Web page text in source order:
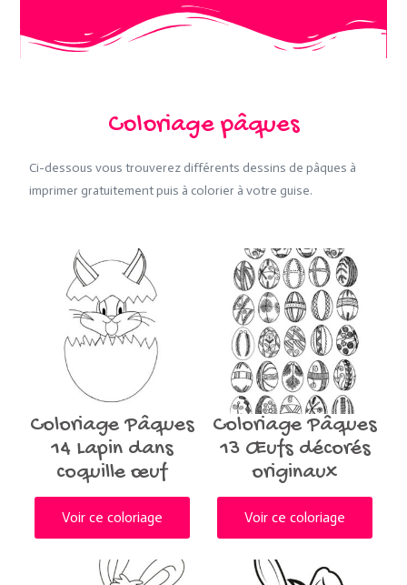
Coloriage pâques
Ci-dessous vous trouverez différents dessins de pâques à
imprimer gratuitement puis à colorier à votre guise.
Coloriage Pâques
14 Lapin dans
coquille œuf
Voir ce coloriage
Coloriage Pâques
13 Œufs décorés
originaux
Voir ce coloriage